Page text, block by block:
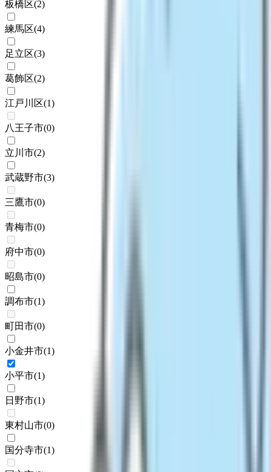
板橋区(2)
練馬区(4)
足立区(3)
葛飾区(2)
江戸川区(1)
八王子市(0)
立川市(2)
武蔵野市(3)
三鷹市(0)
青梅市(0)
府中市(0)
昭島市(0)
調布市(1)
町田市(0)
小金井市(1)
小平市(1)
日野市(1)
東村山市(0)
国分寺市(1)